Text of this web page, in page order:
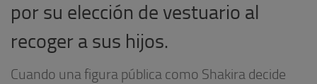
por su elección de vestuario al
recoger a sus hijos.
Cuando una figura pública como Shakira decide